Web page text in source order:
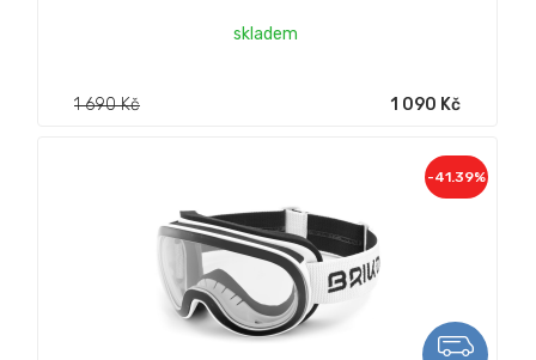
skladem
1 690 Kč 1 090 Kč
-41.39%